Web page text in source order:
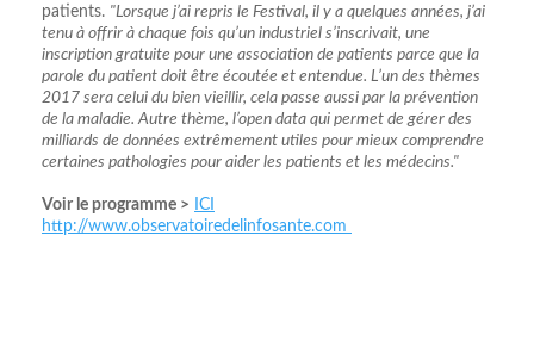
patients. "Lorsque j’ai repris le Festival, il y a quelques années, j’ai
tenu à offrir à chaque fois qu’un industriel s’inscrivait, une
inscription gratuite pour une association de patients parce que la
parole du patient doit être écoutée et entendue. L’un des thèmes
2017 sera celui du bien vieillir, cela passe aussi par la prévention
de la maladie. Autre thème, l’open data qui permet de gérer des
milliards de données extrêmement utiles pour mieux comprendre
certaines pathologies pour aider les patients et les médecins."
Voir le programme >
ICI
http://www.observatoiredelinfosante.com